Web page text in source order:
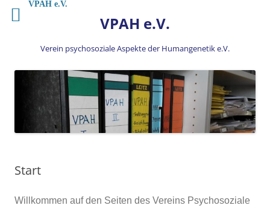
Zum
Inhalt
springen VPAH e.V.
Verein psychosoziale Aspekte der Humangenetik e.V.
Start
Willkommen auf den Seiten des Vereins Psychosoziale
VPAH e.V.